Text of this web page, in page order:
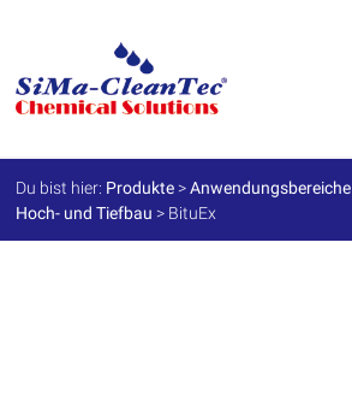
SiMa-
Cleantec
GmbH
Spezialprodukte
für
Du bist hier: Produkte >Anwendungsbereiche
Hoch- und Tiefbau > BituEx